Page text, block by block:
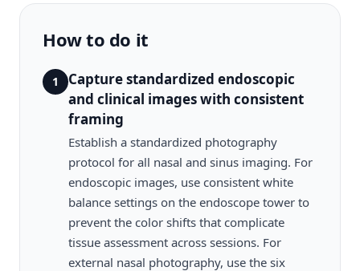
How to do it
1
Capture standardized endoscopic
and clinical images with consistent
framing
Establish a standardized photography
protocol for all nasal and sinus imaging. For
endoscopic images, use consistent white
balance settings on the endoscope tower to
prevent the color shifts that complicate
tissue assessment across sessions. For
external nasal photography, use the six